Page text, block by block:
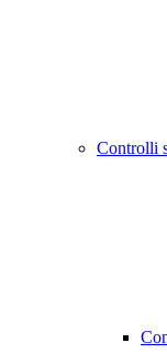
Controlli